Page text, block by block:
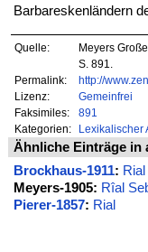
Barbareskenländern
Quelle:
Meyers
S. 891.
Permalink:
http://
Lizenz:
Gemeinfrei
Faksimiles:
891
Kategorien:
Lexikalischer
Ähnliche Einträge in
Brockhaus-1911:
Meyers-1905: Rîal
Pierer-1857: Rial